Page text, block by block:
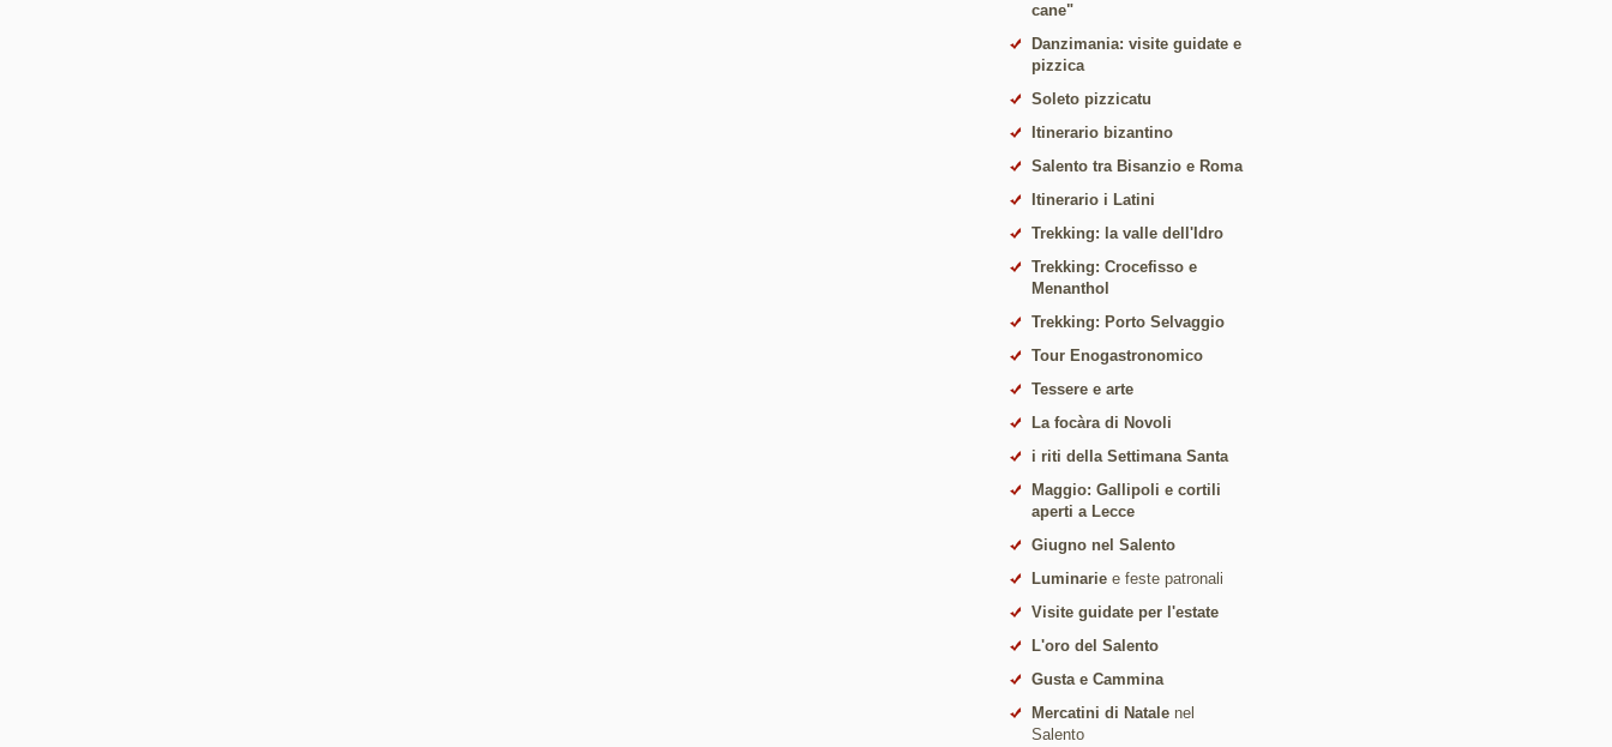
cane"
Danzimania: visite guidate e
pizzica
Soleto pizzicatu
Itinerario bizantino
Salento tra Bisanzio e Roma
Itinerario i Latini
Trekking: la valle dell'Idro
Trekking: Crocefisso e
Menanthol
Trekking: Porto Selvaggio
Tour Enogastronomico
Tessere e arte
La focàra di Novoli
i riti della Settimana Santa
Maggio: Gallipoli e cortili
aperti a Lecce
Giugno nel Salento
Luminarie e feste patronali
Visite guidate per l'estate
L'oro del Salento
Gusta e Cammina
Mercatini di Natale nel
Salento